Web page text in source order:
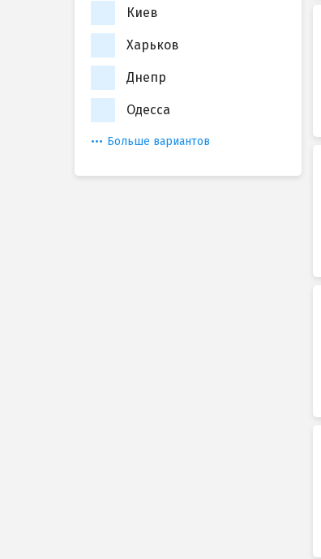
Киев
Харьков
Днепр
Одесса
Больше вариантов